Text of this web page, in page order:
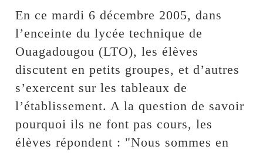
En ce mardi 6 décembre 2005, dans
l’enceinte du lycée technique de
Ouagadougou (LTO), les élèves
discutent en petits groupes, et d’autres
s’exercent sur les tableaux de
l’établissement. A la question de savoir
pourquoi ils ne font pas cours, les
élèves répondent : "Nous sommes en